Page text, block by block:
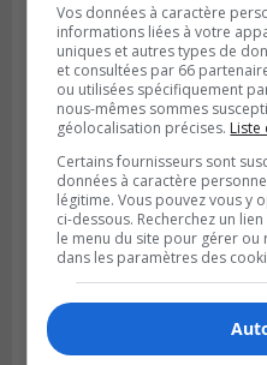
SAINT-HUBERT
Publié le 6 août 2026 à 09h39
Longueuil injecte
deux stations de
Vos données à caractère
informations liées à votre
uniques et autres types de
et consultées par 66
ou utilisées spécifiquement
nous-mêmes sommes
géolocalisation précises. Liste
Certains fournisseurs sont
données à caractère
légitime. Vous pouvez vous y
ci-dessous. Recherchez un
le menu du site pour gérer
dans les paramètres des